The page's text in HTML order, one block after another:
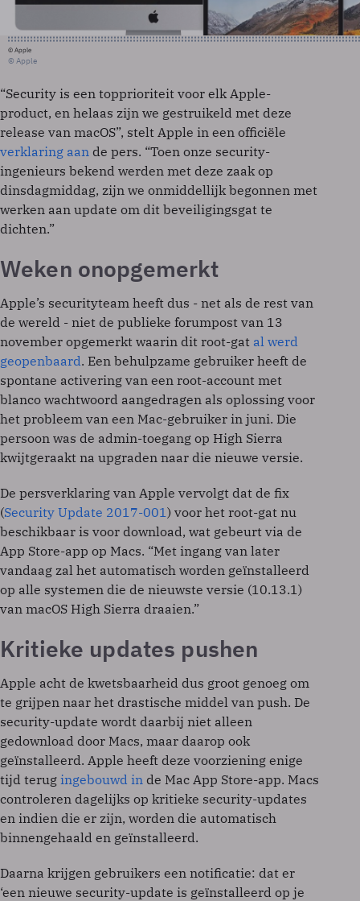
© Apple
© Apple
“Security is een topprioriteit voor elk Apple-
product, en helaas zijn we gestruikeld met deze
release van macOS”, stelt Apple in een officiële
verklaring aan de pers. “Toen onze security-
ingenieurs bekend werden met deze zaak op
dinsdagmiddag, zijn we onmiddellijk begonnen met
werken aan update om dit beveiligingsgat te
dichten.”
Weken onopgemerkt
Apple’s securityteam heeft dus - net als de rest van
de wereld - niet de publieke forumpost van 13
november opgemerkt waarin dit root-gat al werd
geopenbaard. Een behulpzame gebruiker heeft de
spontane activering van een root-account met
blanco wachtwoord aangedragen als oplossing voor
het probleem van een Mac-gebruiker in juni. Die
persoon was de admin-toegang op High Sierra
kwijtgeraakt na upgraden naar die nieuwe versie.
De persverklaring van Apple vervolgt dat de fix
(Security Update 2017-001 ) voor het root-gat nu
beschikbaar is voor download, wat gebeurt via de
App Store-app op Macs. “Met ingang van later
vandaag zal het automatisch worden geïnstalleerd
op alle systemen die de nieuwste versie (10.13.1)
van macOS High Sierra draaien.”
Kritieke updates pushen
Apple acht de kwetsbaarheid dus groot genoeg om
te grijpen naar het drastische middel van push. De
security-update wordt daarbij niet alleen
gedownload door Macs, maar daarop ook
geïnstalleerd. Apple heeft deze voorziening enige
tijd terug ingebouwd in de Mac App Store-app. Macs
controleren dagelijks op kritieke security-updates
en indien die er zijn, worden die automatisch
binnengehaald en geïnstalleerd.
Daarna krijgen gebruikers een notificatie: dat er
‘een nieuwe security-update is geïnstalleerd op je